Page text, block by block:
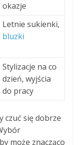
okazje
Letnie sukienki,
bluzki
Stylizacje na co
dzień, wyjścia
do pracy
czuć się dobrze
może znacząco